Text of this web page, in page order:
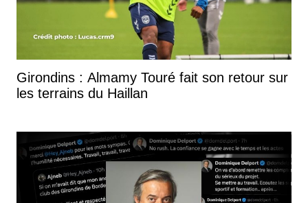
Girondins : Almamy Touré fait son retour sur
les terrains du Haillan